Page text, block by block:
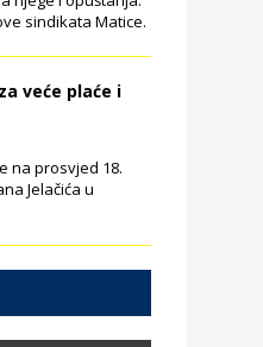
sindikata Matice.
veće plaće i
na prosvjed 18.
Jelačića u